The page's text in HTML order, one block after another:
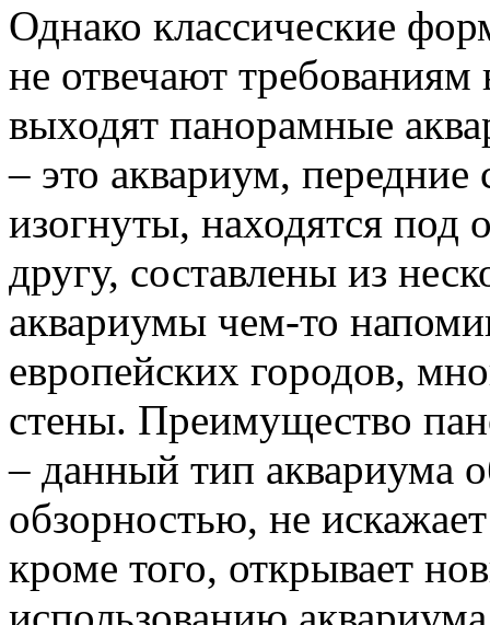
Однако классические
не отвечают
выходят панорамные
– это аквариум, передние
изогнуты, находятся под
другу, составлены из
аквариумы чем-то
европейских городов,
стены. Преимущество
– данный тип аквариума
обзорностью, не
кроме того, открывает